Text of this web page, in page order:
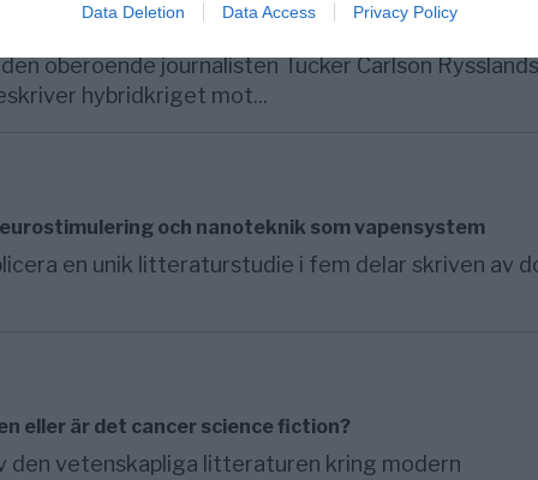
Data Deletion Data Access Privacy Policy
Sergey Lavrov – Så kan USA:s hybridkrig avslutas
oberoende journalisten Tucker Carlson Rysslands
hybridkriget mot...
och nanoteknik som vapensystem
en unik litteraturstudie i fem delar skriven av
eller är det cancer science fiction?
den vetenskapliga litteraturen kring modern